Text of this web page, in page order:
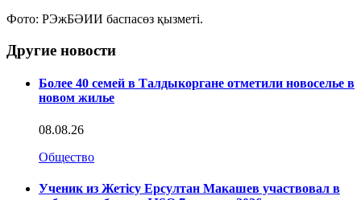
Фото: РЭжБӘИИ баспасөз қызметі.
Другие новости
Более 40 семей в Талдыкоргане отметили новоселье в
новом жилье
08.08.26
Общество
Ученик из Жетісу Ерсултан Макашев участвовал в